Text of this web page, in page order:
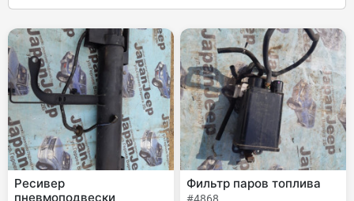
Ресивер
пневмоподвески
Фильтр паров топлива